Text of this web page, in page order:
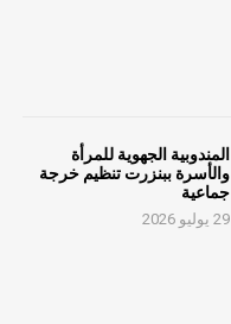
المندوبية الجهوية للمرأة
والأسرة ببنزرت تنظيم خرجة
جماعية
29 يوليو 2026